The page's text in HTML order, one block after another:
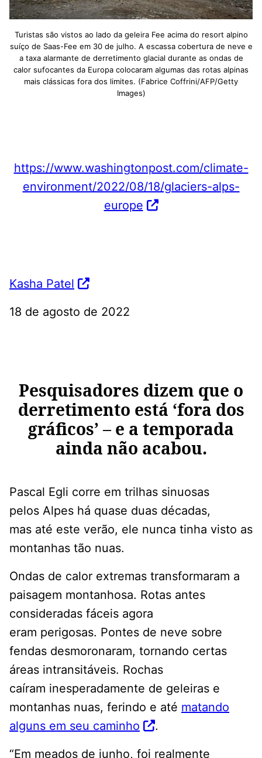
Turistas são vistos ao lado da geleira Fee acima do resort alpino
suíço de Saas-Fee em 30 de julho. A escassa cobertura de neve e
a taxa alarmante de derretimento glacial durante as ondas de
calor sufocantes da Europa colocaram algumas das rotas alpinas
mais clássicas fora dos limites. (Fabrice Coffrini/AFP/Getty
Images)
https://www.washingtonpost.com/climate-
environment/2022/08/18/glaciers-alps-
europe
Kasha Patel
18 de agosto de 2022
Pesquisadores dizem que o
derretimento está ‘fora dos
gráficos’ – e a temporada
ainda não acabou.
Pascal Egli corre em trilhas sinuosas
pelos Alpes há quase duas décadas,
mas até este verão, ele nunca tinha visto as
montanhas tão nuas.
Ondas de calor extremas transformaram a
paisagem montanhosa. Rotas antes
consideradas fáceis agora
eram perigosas. Pontes de neve sobre
fendas desmoronaram, tornando certas
áreas intransitáveis. Rochas
caíram inesperadamente de geleiras e
montanhas nuas, ferindo e até matando
alguns em seu caminho
.
“Em meados de junho, foi realmente